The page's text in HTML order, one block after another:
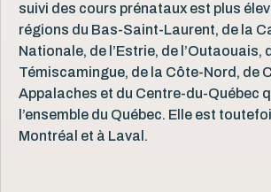
suivi des cours prénataux est plus
régions du Bas-Saint-Laurent, de la
Nationale, de l’Estrie, de l’Outaouais,
Témiscamingue, de la Côte-Nord, de
Appalaches et du Centre-du-Québec
l’ensemble du Québec. Elle est
Montréal et à Laval.